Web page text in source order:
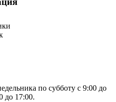
по субботу с 9:00 до
до 17:00.